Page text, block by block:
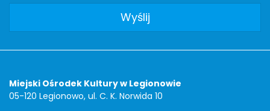
Adres
Miejski Ośrodek Kultury w Legionowie
05-120 Legionowo, ul. C. K. Norwida 10